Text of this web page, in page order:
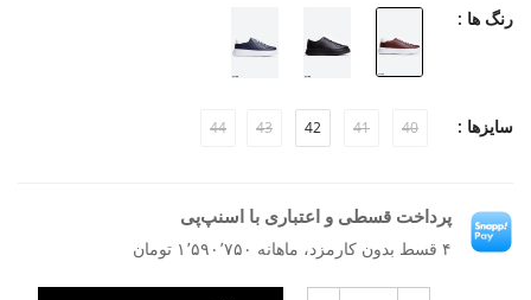
رنگ ها :
سایزها : 40
41
42
43
44
پرداخت قسطی و اعتباری با اسنپ‌پی
۴ قسط بدون کارمزد، ماهانه ۱٬۵۹۰٬۷۵۰ تومان